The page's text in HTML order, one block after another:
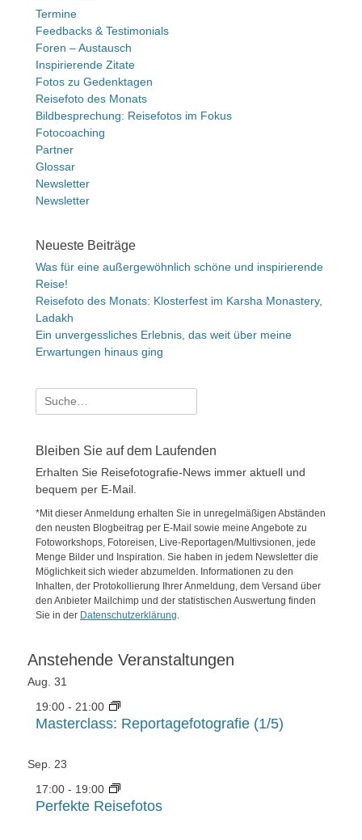
Termine
Feedbacks & Testimonials
Foren – Austausch
Inspirierende Zitate
Fotos zu Gedenktagen
Reisefoto des Monats
Bildbesprechung: Reisefotos im Fokus
Fotocoaching
Partner
Glossar
Newsletter
Newsletter
Neueste Beiträge
Was für eine außergewöhnlich schöne und inspirierende
Reise!
Reisefoto des Monats: Klosterfest im Karsha Monastery,
Ladakh
Ein unvergessliches Erlebnis, das weit über meine
Erwartungen hinaus ging
Suche
nach:
Bleiben Sie auf dem Laufenden
Erhalten Sie Reisefotografie-News immer aktuell und
bequem per E-Mail.
*Mit dieser Anmeldung erhalten Sie in unregelmäßigen Abständen
den neusten Blogbeitrag per E-Mail sowie meine Angebote zu
Fotoworkshops, Fotoreisen, Live-Reportagen/Multivsionen, jede
Menge Bilder und Inspiration. Sie haben in jedem Newsletter die
Möglichkeit sich wieder abzumelden. Informationen zu den
Inhalten, der Protokollierung Ihrer Anmeldung, dem Versand über
den Anbieter Mailchimp und der statistischen Auswertung finden
Sie in der Datenschutzerklärung.
Anstehende Veranstaltungen
Aug. 31
19:00 - 21:00
Masterclass: Reportagefotografie (1/5)
Sep. 23
17:00 - 19:00
Perfekte Reisefotos